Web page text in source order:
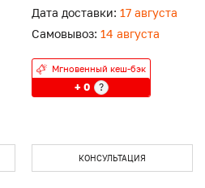
Дата доставки: 17 августа
Самовывоз: 14 августа
Мгновенный кеш-бэк
+ 0 ?
КОНСУЛЬТАЦИЯ